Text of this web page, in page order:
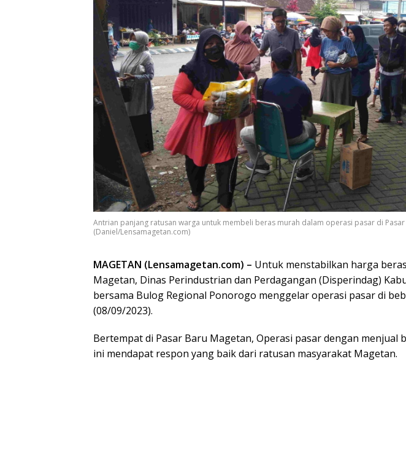
Antrian panjang ratusan warga untuk membeli beras murah dalam operasi pasar di Pasar
(Daniel/Lensamagetan.com)
MAGETAN (Lensamagetan.com) – Untuk menstabilkan harga
Magetan, Dinas Perindustrian dan Perdagangan (Disperindag)
bersama Bulog Regional Ponorogo menggelar operasi pasar di
(08/09/2023).
Bertempat di Pasar Baru Magetan, Operasi pasar dengan menjual
ini mendapat respon yang baik dari ratusan masyarakat Magetan.